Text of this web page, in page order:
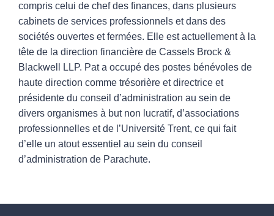
compris celui de chef des finances, dans plusieurs
cabinets de services professionnels et dans des
sociétés ouvertes et fermées. Elle est actuellement à la
tête de la direction financière de Cassels Brock &
Blackwell LLP. Pat a occupé des postes bénévoles de
haute direction comme trésorière et directrice et
présidente du conseil d’administration au sein de
divers organismes à but non lucratif, d’associations
professionnelles et de l’Université Trent, ce qui fait
d’elle un atout essentiel au sein du conseil
d’administration de Parachute.